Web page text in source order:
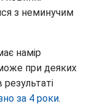
з неминучим
намір
при деяких
за 4 роки.